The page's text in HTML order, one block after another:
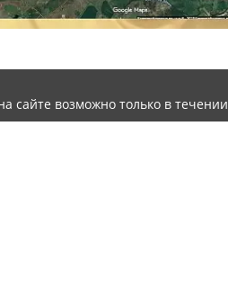
сайте возможно только в течении